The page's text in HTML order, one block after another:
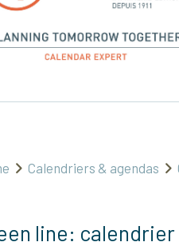
Calendriers & agendas
line: